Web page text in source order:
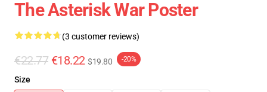
The Asterisk War Poster
(3 customer reviews)
€22.77 €18.22 $19.80 -20%
Size